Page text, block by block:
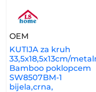
OEM – KUTIJA Za
KUTIJA za kruh
33,5x18,5x13cm/
Bamboo poklopcem
SW8507BM-1
bijela,crna,